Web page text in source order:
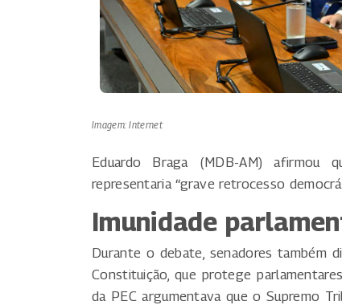
Imagem: Internet
Eduardo Braga (MDB-AM) afirmou
representaria “grave retrocesso
Imunidade
Durante o debate, senadores também
Constituição, que protege
da PEC argumentava que o Supremo